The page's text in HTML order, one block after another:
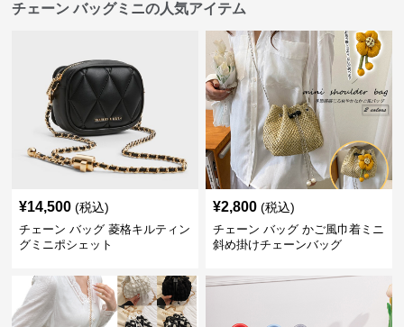
チェーン バッグミニの人気アイテム
¥14,500 (税込)
チェーン バッグ 菱格キルティン
グミニポシェット
¥2,800 (税込)
チェーン バッグ かご風巾着ミニ
斜め掛けチェーンバッグ